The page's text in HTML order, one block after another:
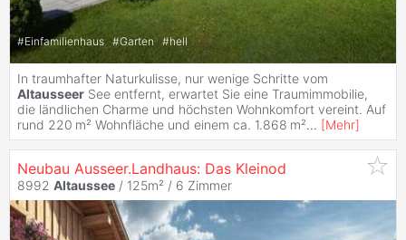
#Einfamilienhaus #Garten #hell
In traumhafter Naturkulisse, nur wenige Schritte vom
Altausseer See entfernt, erwartet Sie eine Traumimmobilie,
die ländlichen Charme und höchsten Wohnkomfort vereint. Auf
rund 220 m² Wohnfläche und einem ca. 1.868 m²... [Mehr]
Neubau Ausseer.Landhaus: Das Kleinod
8992 Altaussee / 125m² / 6 Zimmer